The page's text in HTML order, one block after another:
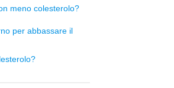
meno colesterolo?
per abbassare il